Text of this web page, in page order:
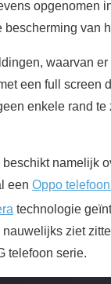
opgenomen
van
waarvan
een full screen
enkele rand
namelijk
een Oppo
technologie
ziet
telefoon serie.